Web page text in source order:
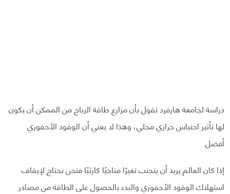
دراسة لجامعة هارفرد تقول بأن مزارع طاقة الرياح من الممكن أن يكون
لها تأثير احتباس حراري محلي، وهذا لا يعني أن الوقود الأحفوري
أفضل.
إذا كان العالم يريد أن يتجنب تغيرًا مناخيًا كارثيًا فنحن نحتاج لإيقاف
استهلاك الوقود الأحفوري والبدء بالحصول على الطاقة من مصادر